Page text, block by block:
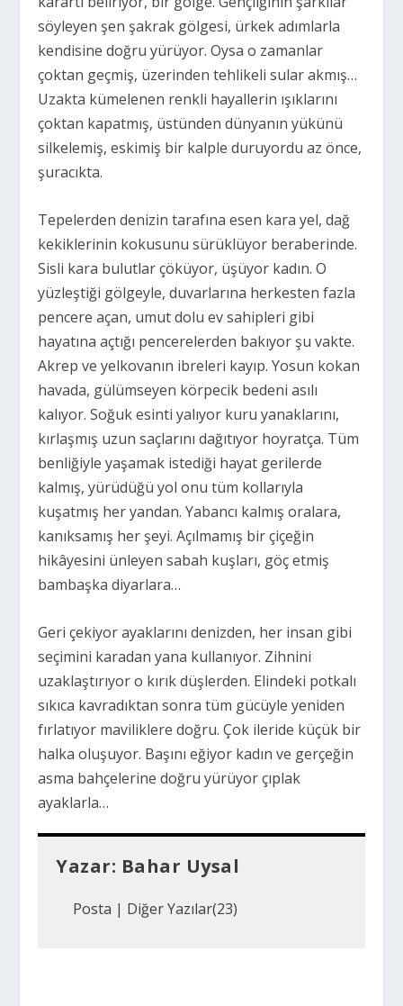
söyleyen şen şakrak gölgesi, ürkek adımlarla
kendisine doğru yürüyor. Oysa o zamanlar
çoktan geçmiş, üzerinden tehlikeli sular akmış…
Uzakta kümelenen renkli hayallerin ışıklarını
çoktan kapatmış, üstünden dünyanın yükünü
silkelemiş, eskimiş bir kalple duruyordu az önce,
şuracıkta.
Tepelerden denizin tarafına esen kara yel, dağ
kekiklerinin kokusunu sürüklüyor beraberinde.
Sisli kara bulutlar çöküyor, üşüyor kadın. O
yüzleştiği gölgeyle, duvarlarına herkesten fazla
pencere açan, umut dolu ev sahipleri gibi
hayatına açtığı pencerelerden bakıyor şu vakte.
Akrep ve yelkovanın ibreleri kayıp. Yosun kokan
havada, gülümseyen körpecik bedeni asılı
kalıyor. Soğuk esinti yalıyor kuru yanaklarını,
kırlaşmış uzun saçlarını dağıtıyor hoyratça. Tüm
benliğiyle yaşamak istediği hayat gerilerde
kalmış, yürüdüğü yol onu tüm kollarıyla
kuşatmış her yandan. Yabancı kalmış oralara,
kanıksamış her şeyi. Açılmamış bir çiçeğin
hikâyesini ünleyen sabah kuşları, göç etmiş
bambaşka diyarlara…
Geri çekiyor ayaklarını denizden, her insan gibi
seçimini karadan yana kullanıyor. Zihnini
uzaklaştırıyor o kırık düşlerden. Elindeki potkalı
sıkıca kavradıktan sonra tüm gücüyle yeniden
fırlatıyor maviliklere doğru. Çok ileride küçük bir
halka oluşuyor. Başını eğiyor kadın ve gerçeğin
asma bahçelerine doğru yürüyor çıplak
ayaklarla…
Yazar: Bahar Uysal
Posta | Diğer Yazılar(23)